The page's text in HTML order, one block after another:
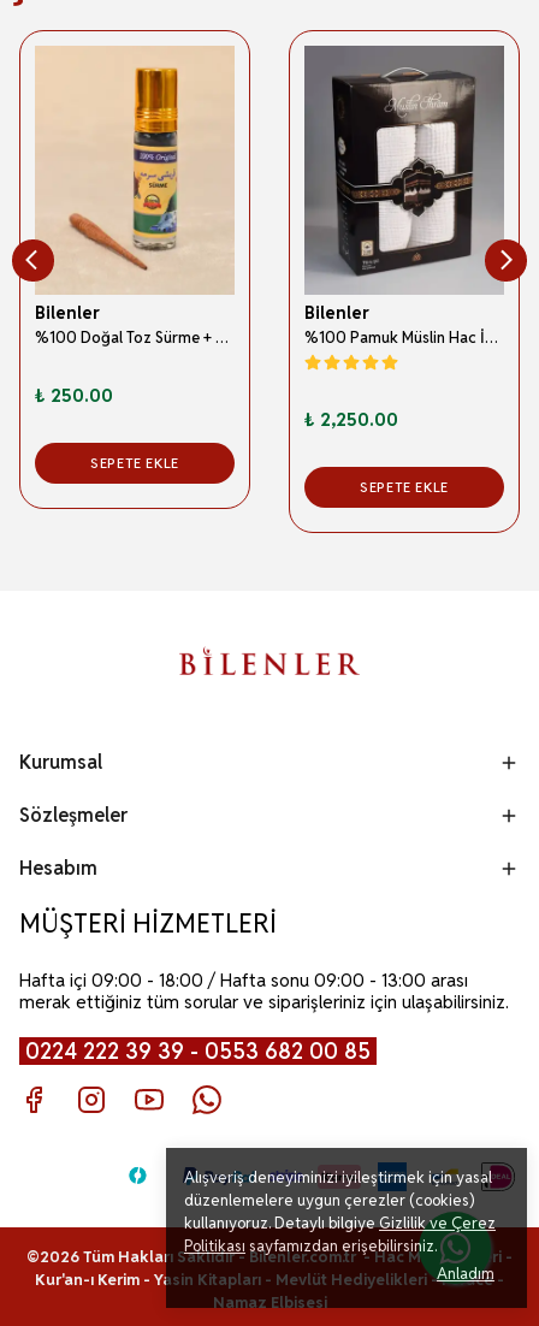
Alışveriş deneyiminizi iyileştirmek için yasal
düzenlemelere uygun çerezler (cookies)
kullanıyoruz. Detaylı bilgiyeGizlilik ve Çerez
Politikası sayfamızdan erişebilirsiniz.
Anladım
Bilenler
%100 Doğal Toz Sürme + Ahşap Sürme Çubuğu | Geleneksel ve Orijinal Göz Sürmesi
₺ 250.00
SEPETE EKLE
Bilenler
%100 Pamuk Müslin Hac İhramı – Hafif; Dikişsiz ve Antibakteriyel
₺ 2,250.00
SEPETE EKLE
Kurumsal
Sözleşmeler
Hesabım
MÜŞTERİ HİZMETLERİ
Hafta içi 09:00 - 18:00 / Hafta sonu 09:00 - 13:00 arası
merak ettiğiniz tüm sorular ve siparişleriniz için ulaşabilirsiniz.
0224 222 39 39 - 0553 682 00 85
©2026 Tüm Hakları Saklıdır - Bilenler.com.tr -Hac Malzemeleri -
Kur'an-ı Kerim - Yasin Kitapları - Mevlüt Hediyelikleri-Ferace-
Namaz Elbisesi